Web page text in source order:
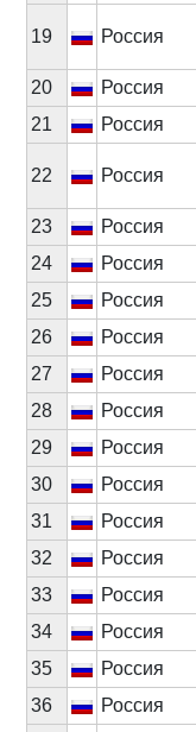
19 Россия
20
Россия
21
Россия
22 Россия
23
Россия
24
Россия
25
Россия
26
Россия
27
Россия
28
Россия
29
Россия
30
Россия
31
Россия
32
Россия
33
Россия
34
Россия
35
Россия
36
Россия